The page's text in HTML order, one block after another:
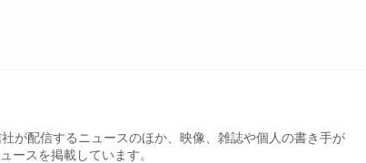
が配信するニュースのほか、映像、雑誌や個人の書き手が
ースを掲載しています。